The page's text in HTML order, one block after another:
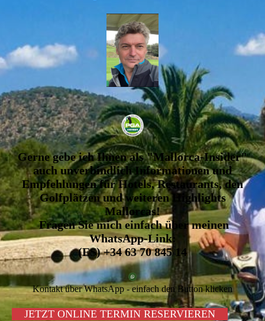
Gerne gebe ich Ihnen als "Mallorca-Insider"
auch unverbindlich Informationen und
Empfehlungen für Hotels, Restaurants, den
Golfplätzen und weiteren Highlights
Mallorcas!
Fragen Sie mich einfach über meinen
WhatsApp-Link:
(ES) +34 63 70 845 14
Kontakt über WhatsApp - einfach den Button klicken
JETZT ONLINE TERMIN RESERVIEREN